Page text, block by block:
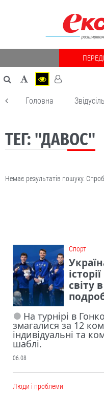
Головна Звідусіль
ТЕГ: "ДАВОС"
Немає результатів пошуку.
Cпорт
світу
На турнірі в
змагалися за 12
індивідуальні та
шаблі.
06.08
Люди і проблеми